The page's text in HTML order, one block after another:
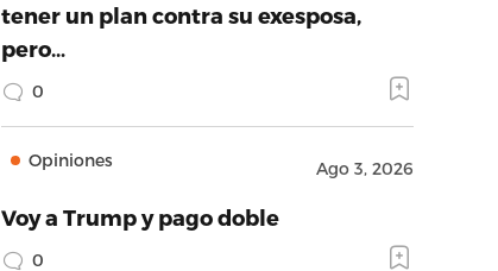
tener un plan contra su exesposa,
pero…
0
Opiniones Ago 3, 2026
Voy a Trump y pago doble
0